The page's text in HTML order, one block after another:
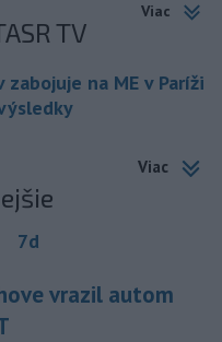
Viac
TV
zabojuje na ME v Paríži
Viac
7d
vrazil autom